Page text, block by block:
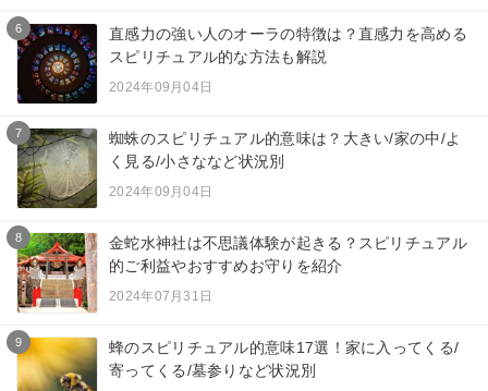
6
直感力の強い人のオーラの特徴は？直感力を高める
スピリチュアル的な方法も解説
2024年09月04日
7
蜘蛛のスピリチュアル的意味は？大きい/家の中/よ
く見る/小さななど状況別
2024年09月04日
8
金蛇水神社は不思議体験が起きる？スピリチュアル
的ご利益やおすすめお守りを紹介
2024年07月31日
9
蜂のスピリチュアル的意味17選！家に入ってくる/
寄ってくる/墓参りなど状況別